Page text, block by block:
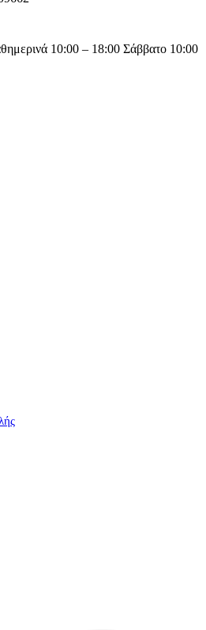
10:00 – 18:00 Σάββατο 10:00